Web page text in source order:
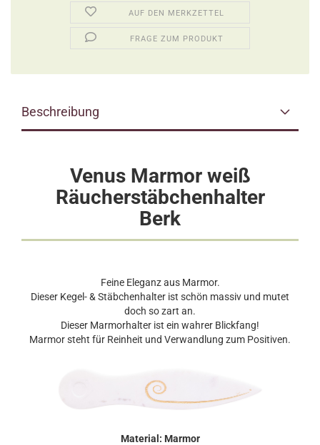
AUF DEN MERKZETTEL
FRAGE ZUM PRODUKT
Beschreibung
Venus Marmor weiß
Räucherstäbchenhalter
Berk
Feine Eleganz aus Marmor.
Dieser Kegel- & Stäbchenhalter ist schön massiv und mutet
doch so zart an.
Dieser Marmorhalter ist ein wahrer Blickfang!
Marmor steht für Reinheit und Verwandlung zum Positiven.
Material: Marmor